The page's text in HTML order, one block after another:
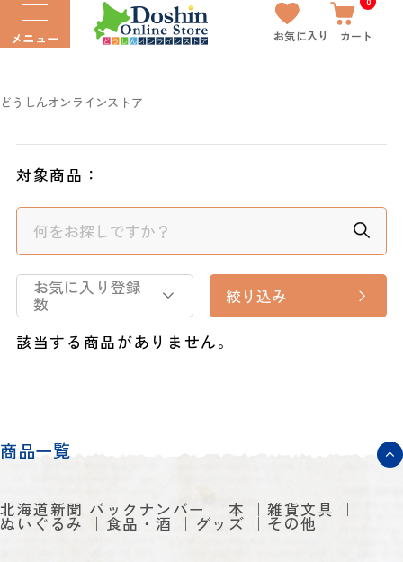
メニュー お気に入り カート
どうしんオンラインストア
対象商品：
お気に入り登録
数 絞り込み
該当する商品がありません。
商品一覧
北海道新聞 バックナンバー 本 雑貨文具
ぬいぐるみ 食品・酒 グッズ その他